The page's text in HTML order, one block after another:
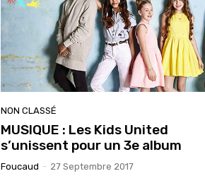
NON CLASSÉ
MUSIQUE : Les Kids United
s’unissent pour un 3e album
Foucaud - 27 Septembre 2017